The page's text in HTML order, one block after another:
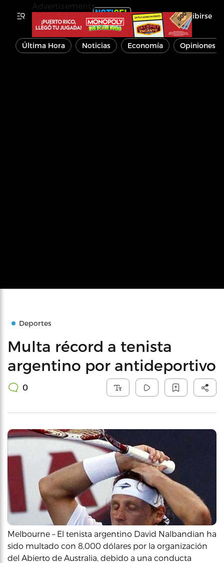
Inscribirse
Última Hora Noticias Economía Opiniones
Deportes
Multa récord a tenista
argentino por antideportivo
0
Melbourne – El tenista argentino David Nalbandian ha
sido multado con 8,000 dólares por la organización
del Abierto de Australia, debido a una conducta
Advertisements